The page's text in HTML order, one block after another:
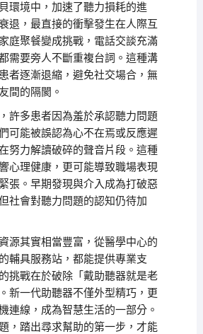
環境中，加速了聽力損耗的進
退，最直接的衝擊發生在人際互
庭聚餐變成挑戰，電話交談充滿
需要旁人不斷重複台詞。這種溝
者逐漸退縮，避免社交場合，無
間的隔閡。
許多患者因為羞於承認聽力問題
可能被誤認為心不在焉或反應遲
努力解讀破碎的聲音片段。這種
心理健康，更可能導致職場表現
張。早期發現與介入成為打破惡
社會對聽力問題的認知仍待加
源其實相當豐富，從醫學中心的
輔具服務站，都能提供專業支
挑戰在於破除「戴助聽器就是老
新一代助聽器不僅外型精巧，更
連線，成為智慧生活的一部分。
，踏出尋求幫助的第一步，才能